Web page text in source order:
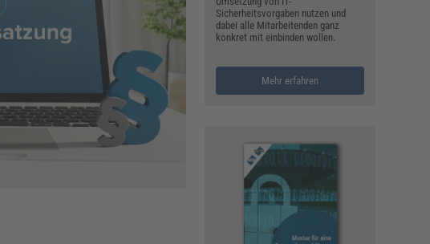
Hausmeister & Haustechnik
Vergaberecht
Personalmanagement
Fachpublikationen & Arbeitshilfen
Weiterbildungen (AKADEMIE HERKERT)
Sicherheitsvorgaben nutzen und
dabei alle Mitarbeitenden ganz
konkret mit einbinden wollen.
Mehr erfahren